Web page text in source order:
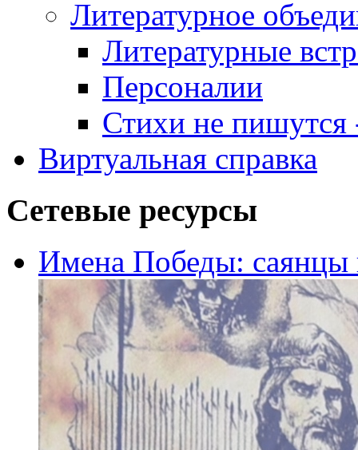
Литературное
Литературные
Персоналии
Стихи не пишутся
Виртуальная справка
Сетевые ресурсы
Имена Победы: саянцы